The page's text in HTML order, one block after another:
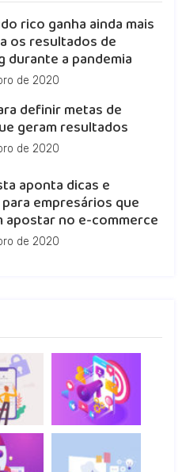
rico ganha ainda mais
os resultados de
durante a pandemia
de 2020
definir metas de
geram resultados
de 2020
aponta dicas e
empresários que
apostar no e-commerce
de 2020